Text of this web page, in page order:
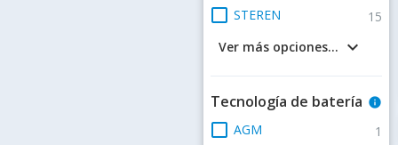
check_box_outline_blank STEREN 15
keyboard_arrow_down
Ver más opciones...
Tecnología de batería info
check_box_outline_blank AGM 1